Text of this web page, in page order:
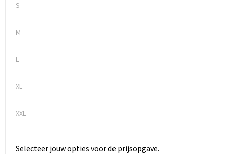
S
M
L
XL
XXL
Selecteer jouw opties voor de prijsopgave.